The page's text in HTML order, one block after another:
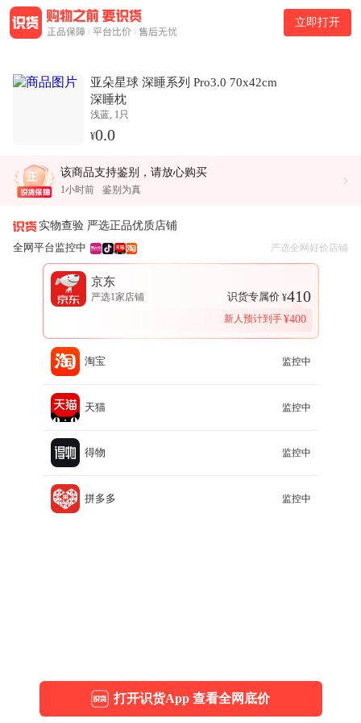
商品介绍
亚朵星球 深睡系列 Pro3.0 70x42cm 深睡枕是一款亚朵星球产品
功能与使用特性
在功能配置方面，品类为记忆枕，枕高范围为8-12cm，枕头功能
格信息，帮助用户快速找到可信赖的购买渠道。
价格对比与购买参考
价格对比与购买决策参考，帮助用户选择最优购买渠道。
立即打开
亚朵星球 深睡系列 Pro3.0 70x42cm
深睡枕
浅蓝, 1只
¥0.0
该商品支持鉴别，请放心购买
46分钟前
鉴别为真
1小时前
鉴别为真
5小时前
鉴别为真
5小时前
鉴别为真
5小时前
鉴别为真
5小时前
5小时前
鉴别为真
6小时前
鉴别为真
10小时前
鉴别为真
12小时前
实物查验 严选正品优质店铺
全网平台监控中
严选全网好价店铺
京东
严选1家店铺 识货专属价 ¥410
新人预计到手¥400
淘宝 监控中
天猫 监控中
得物 监控中
拼多多 监控中
打开识货App 查看全网底价